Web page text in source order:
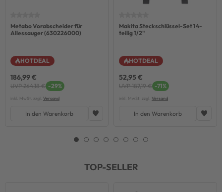
Metabo Vorabscheider für
Allessauger (630226000)
HOTDEAL
186,99 €
UVP 264,18 € -29%
inkl. MwSt. zzgl. Versand
In den Warenkorb
Makita Steckschlüssel-Set 14-
teilig 1/2"
HOTDEAL
52,95 €
UVP 187,19 € -71%
inkl. MwSt. zzgl. Versand
In den Warenkorb
TOP-SELLER